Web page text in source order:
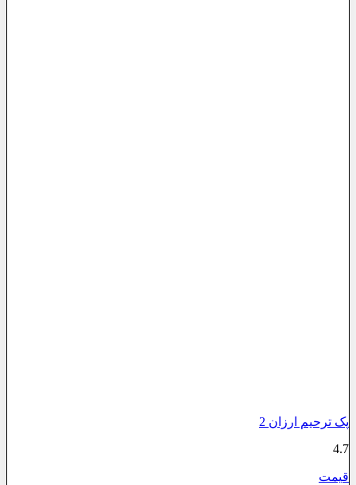
پک ترحیم ارزان 2
4.7
قیمت